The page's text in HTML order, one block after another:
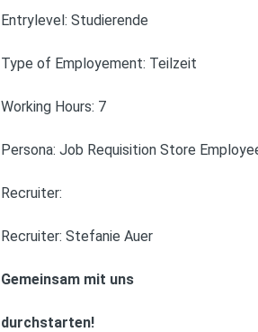
Entrylevel: Studierende
Type of Employement: Teilzeit
Working Hours: 7
Persona: Job Requisition Store
Recruiter:
Recruiter: Stefanie Auer
Gemeinsam mit uns
durchstarten!